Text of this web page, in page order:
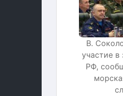
В.
участие
РФ,